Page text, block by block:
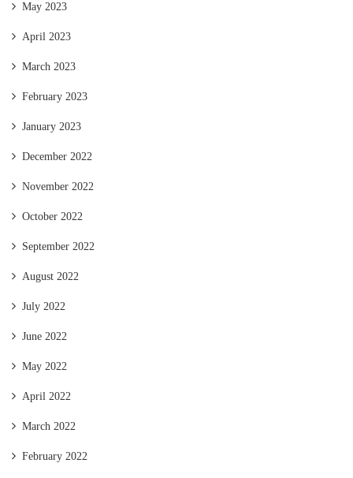
May 2023
April 2023
March 2023
February 2023
January 2023
December 2022
November 2022
October 2022
September 2022
August 2022
July 2022
June 2022
May 2022
April 2022
March 2022
February 2022